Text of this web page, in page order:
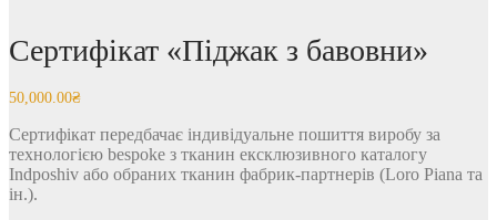
Сертифікат «Піджак з бавовни»
50,000.00₴
Сертифікат передбачає індивідуальне пошиття виробу за
технологією bespoke з тканин ексклюзивного каталогу
Indposhiv або обраних тканин фабрик-партнерів (Loro Piana та
ін.).